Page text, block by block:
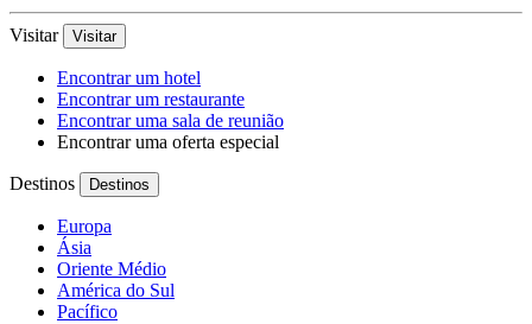
Visitar Visitar
Encontrar um hotel
Encontrar um restaurante
Encontrar uma sala de reunião
Encontrar uma oferta especial
Destinos Destinos
Europa
Ásia
Oriente Médio
América do Sul
Pacífico